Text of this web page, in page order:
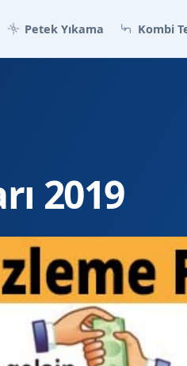
Petek Yıkama Kombi
2019